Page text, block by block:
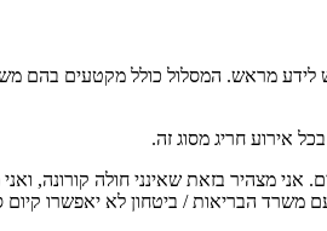
יש לידע מראש. המסלול כולל מקטעים
אירוע חריג מסוג זה.
משרד הבריאות על כן כל משתתף מחויב להגיע עם מסכה אישית, לשמור מרחק כנדרש, בקבוצה יהיו לכל היותר 20 משתתפים.
משרד הבריאות / ביטחון לא יאפשרו קיום